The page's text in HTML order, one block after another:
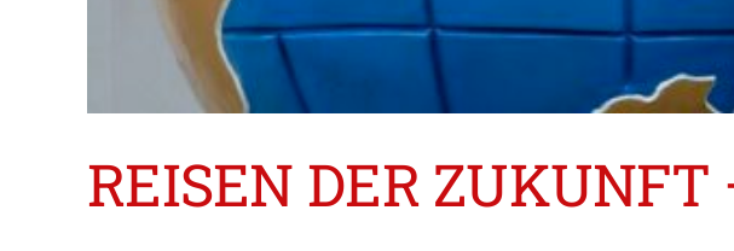
REISEN DER